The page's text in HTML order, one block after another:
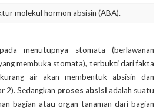
molekul hormon absisin (ABA).
menutupnya stomata (berlawanan
membuka stomata), terbukti dari fakta
air akan membentuk absisin dan
2). Sedangkan proses absisi adalah suatu
bagian atau organ tanaman dari bagian